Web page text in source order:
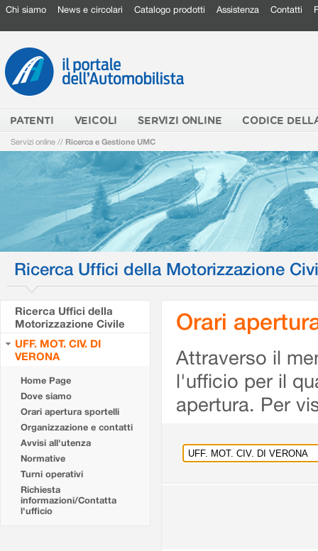
Chi siamo News e circolari Catalogo prodotti Assistenza Contatti
PATENTI VEICOLI SERVIZI ONLINE CODICE
Servizi online // Ricerca e Gestione UMC
Ricerca Uffici della Motorizzazione
Ricerca Uffici della
Motorizzazione Civile
UFF. MOT. CIV. DI
VERONA
Home Page
Dove siamo
Orari apertura sportelli
Organizzazione e contatti
Avvisi all'utenza
Normative
Turni operativi
Richiesta
informazioni/Contatta
l'ufficio
Orari
Attraverso il
l'ufficio per il
apertura. Per